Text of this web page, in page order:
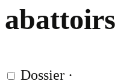
abattoirs
Dossier ·